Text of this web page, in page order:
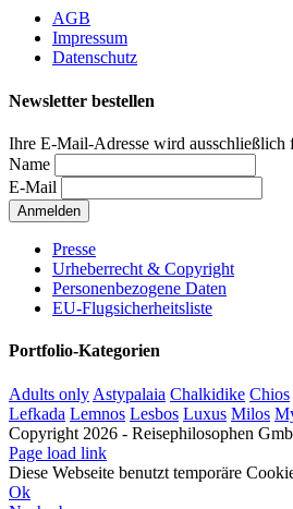
AGB
Impressum
Datenschutz
Newsletter bestellen
Ihre E-Mail-Adresse wird
Name
E-Mail
Presse
Urheberrecht & Copyright
Personenbezogene Daten
EU-Flugsicherheitsliste
Portfolio-Kategorien
Adults only Astypalaia Chalkidike Chios
Lefkada Lemnos Lesbos Luxus Milos
Copyright 2026 - Reisephilosophen
Page load link
Diese Webseite benutzt temporäre
Ok